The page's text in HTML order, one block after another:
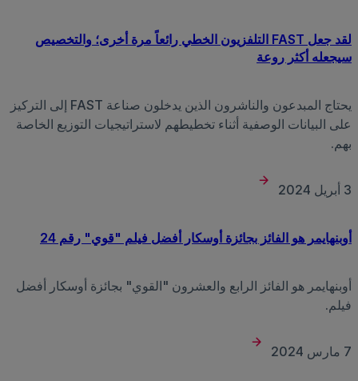
لقد جعل FAST التلفزيون الخطي رائعاً مرة أخرى؛ والتخصيص
سيجعله أكثر روعة
يحتاج المبدعون والناشرون الذين يدخلون صناعة FAST إلى التركيز
على البيانات الوصفية أثناء تخطيطهم لاستراتيجيات التوزيع الخاصة
بهم.
3 أبريل 2024
أوبنهايمر هو الفائز بجائزة أوسكار أفضل فيلم "قوي" رقم 24
أوبنهايمر هو الفائز الرابع والعشرون "القوي" بجائزة أوسكار أفضل
فيلم.
7 مارس 2024